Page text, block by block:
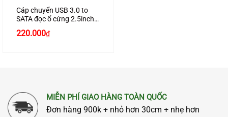
Cáp chuyển USB 3.0 to
SATA đọc ổ cứng 2.5inch
220.000₫
MIỄN PHÍ GIAO HÀNG TOÀN QUỐC
Đơn hàng 900k + nhỏ hơn 30cm + nhẹ hơn